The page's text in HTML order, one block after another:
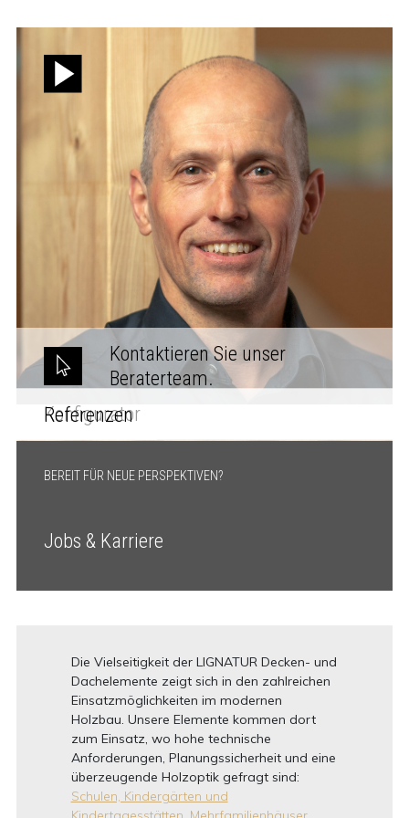
Kontaktieren Sie unser
Beraterteam.
Konfigurator
Referenzen
BEREIT FÜR NEUE PERSPEKTIVEN?
Jobs & Karriere
Die Vielseitigkeit der LIGNATUR Decken- und
Dachelemente zeigt sich in den zahlreichen
Einsatzmöglichkeiten im modernen
Holzbau. Unsere Elemente kommen dort
zum Einsatz, wo hohe technische
Anforderungen, Planungssicherheit und eine
überzeugende Holzoptik gefragt sind:
Schulen, Kindergärten und